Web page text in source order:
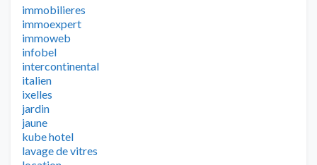
immobilieres
immoexpert
immoweb
infobel
intercontinental
italien
ixelles
jardin
jaune
kube hotel
lavage de vitres